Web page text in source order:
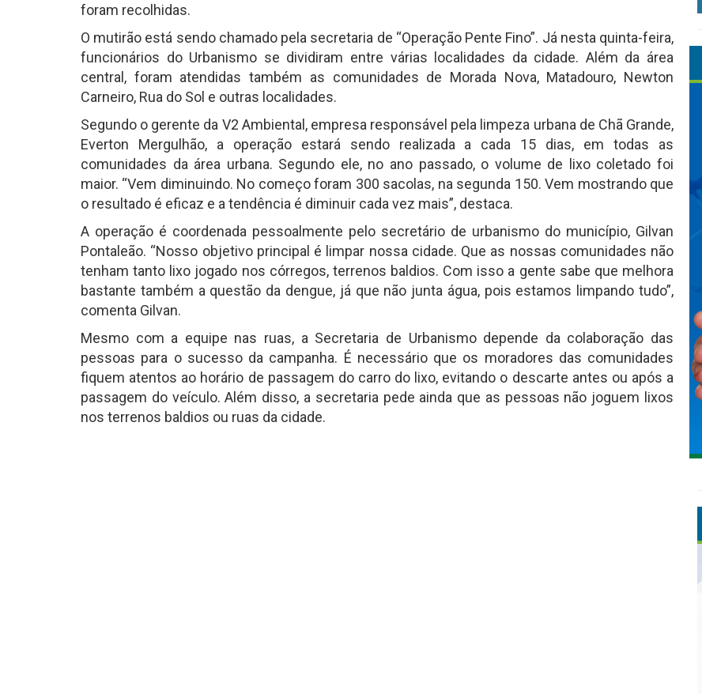
foram recolhidas.
O mutirão está sendo chamado pela secretaria de “Operação Pente Fino”. Já nesta quinta-feira,
funcionários do Urbanismo se dividiram entre várias localidades da cidade. Além da área
central, foram atendidas também as comunidades de Morada Nova, Matadouro, Newton
Carneiro, Rua do Sol e outras localidades.
Segundo o gerente da V2 Ambiental, empresa responsável pela limpeza urbana de Chã Grande,
Everton Mergulhão, a operação estará sendo realizada a cada 15 dias, em todas as
comunidades da área urbana. Segundo ele, no ano passado, o volume de lixo coletado foi
maior. “Vem diminuindo. No começo foram 300 sacolas, na segunda 150. Vem mostrando que
o resultado é eficaz e a tendência é diminuir cada vez mais”, destaca.
A operação é coordenada pessoalmente pelo secretário de urbanismo do município, Gilvan
Pontaleão. “Nosso objetivo principal é limpar nossa cidade. Que as nossas comunidades não
tenham tanto lixo jogado nos córregos, terrenos baldios. Com isso a gente sabe que melhora
bastante também a questão da dengue, já que não junta água, pois estamos limpando tudo”,
comenta Gilvan.
Mesmo com a equipe nas ruas, a Secretaria de Urbanismo depende da colaboração das
pessoas para o sucesso da campanha. É necessário que os moradores das comunidades
fiquem atentos ao horário de passagem do carro do lixo, evitando o descarte antes ou após a
passagem do veículo. Além disso, a secretaria pede ainda que as pessoas não joguem lixos
nos terrenos baldios ou ruas da cidade.